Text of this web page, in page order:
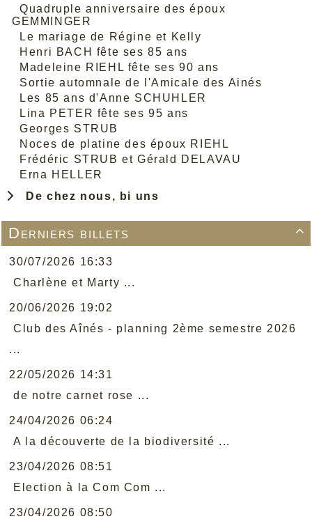
Quadruple anniversaire des époux
GEMMINGER
Le mariage de Régine et Kelly
Henri BACH fête ses 85 ans
Madeleine RIEHL fête ses 90 ans
Sortie automnale de l'Amicale des Ainés
Les 85 ans d'Anne SCHUHLER
Lina PETER fête ses 95 ans
Georges STRUB
Noces de platine des époux RIEHL
Frédéric STRUB et Gérald DELAVAU
Erna HELLER
De chez nous, bi uns

Derniers billets
30/07/2026 16:33
Charlène et Marty ...
20/06/2026 19:02
Club des Aînés - planning 2ème semestre 2026
...
22/05/2026 14:31
de notre carnet rose ...
24/04/2026 06:24
A la découverte de la biodiversité ...
23/04/2026 08:51
Election à la Com Com ...
23/04/2026 08:50